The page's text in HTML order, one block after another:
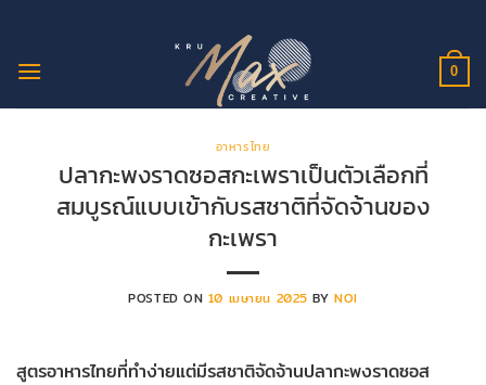
ยัง
0
อาหารไทย
ปลากะพงราดซอสกะเพราเป็นตัวเลือกที่
สมบูรณ์แบบเข้ากับรสชาติที่จัดจ้านของ
กะเพรา
POSTED ON 10 เมษายน 2025 BY NOI
สูตรอาหารไทยที่ทำง่ายแต่มีรสชาติจัดจ้านปลากะพงราดซอส